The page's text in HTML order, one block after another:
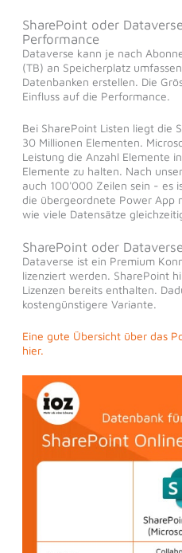
SharePoint oder
Performance
Dataverse kann je nach
(TB) an Speicherplatz
Datenbanken erstellen. Die
Einfluss auf die Performance.
Bei SharePoint Listen liegt die
30 Millionen Elementen.
Leistung die Anzahl Elemente
Elemente zu halten. Nach
auch 100'000 Zeilen sein - es
die übergeordnete Power App
wie viele Datensätze
SharePoint oder
Dataverse ist ein Premium
lizenziert werden. SharePoint
Lizenzen bereits enthalten.
kostengünstigere Variante.
Eine gute Übersicht über das
hier.